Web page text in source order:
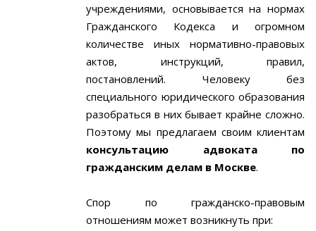
учреждениями, основывается на нормах
Гражданского Кодекса и огромном
количестве иных нормативно-правовых
актов, инструкций, правил,
постановлений. Человеку без
специального юридического образования
разобраться в них бывает крайне сложно.
Поэтому мы предлагаем своим клиентам
консультацию адвоката по
гражданским делам в Москве.
Спор по гражданско-правовым
отношениям может возникнуть при: